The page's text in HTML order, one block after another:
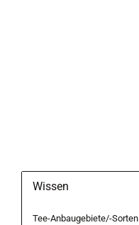
Wissen
Tee-Anbaugebiete/-Sorten